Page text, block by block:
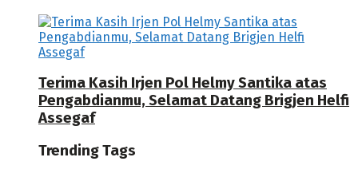
Terima Kasih Irjen Pol Helmy Santika atas
Pengabdianmu, Selamat Datang Brigjen Helfi
Assegaf
Trending Tags